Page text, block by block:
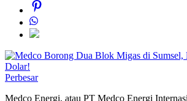
Perbesar
Medco Energi, atau PT Medco Energi